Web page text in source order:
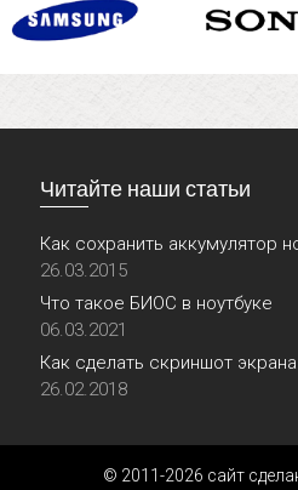
Читайте наши статьи
Как сохранить аккумулятор
26.03.2015
Что такое БИОС в ноутбуке
06.03.2021
Как сделать скриншот
26.02.2018
© 2011-2026 сайт